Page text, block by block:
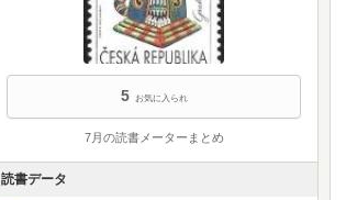
5 お気に入られ
7月の読書メーターまとめ
読書データ